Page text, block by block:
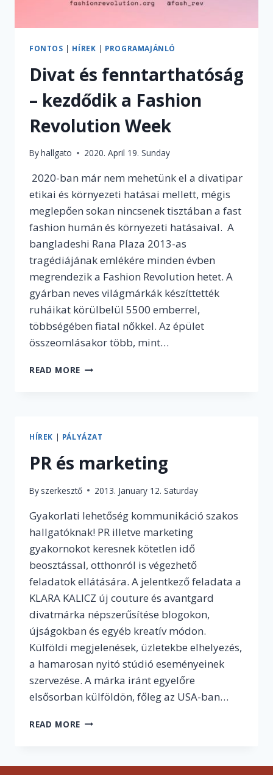
FONTOS | HÍREK | PROGRAMAJÁNLÓ
Divat és fenntarthatóság
– kezdődik a Fashion
Revolution Week
Byhallgato 2020. April 19. Sunday
2020-ban már nem mehetünk el a divatipar
etikai és környezeti hatásai mellett, mégis
meglepően sokan nincsenek tisztában a fast
fashion humán és környezeti hatásaival. A
bangladeshi Rana Plaza 2013-as
tragédiájának emlékére minden évben
megrendezik a Fashion Revolution hetet. A
gyárban neves világmárkák készíttették
ruháikat körülbelül 5500 emberrel,
többségében fiatal nőkkel. Az épület
összeomlásakor több, mint…
READ MORE DIVAT
A
REVOLUTION
WEEK
HÍREK | PÁLYÁZAT
PR és marketing
By szerkesztő 2013. January 12. Saturday
Gyakorlati lehetőség kommunikáció szakos
hallgatóknak! PR illetve marketing
gyakornokot keresnek kötetlen idő
beosztással, otthonról is végezhető
feladatok ellátására. A jelentkező feladata a
KLARA KALICZ új couture és avantgard
divatmárka népszerűsítése blogokon,
újságokban és egyéb kreatív módon.
Külföldi megjelenések, üzletekbe elhelyezés,
a hamarosan nyitó stúdió eseményeinek
szervezése. A márka iránt egyelőre
elsősorban külföldön, főleg az USA-ban…
READ MORE PR